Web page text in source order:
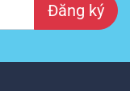
Đăng ký